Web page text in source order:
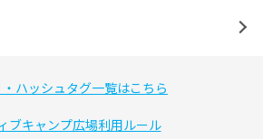
ハッシュタグ一覧はこちら
ブキャンプ広場利用ルール